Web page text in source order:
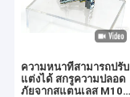
ความหนาที่สามารถปรับ
แต่งได้ สกรูความปลอด
ภัยจากสแตนเลส M10